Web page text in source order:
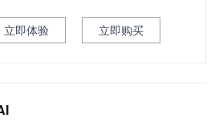
立即体验 立即购买